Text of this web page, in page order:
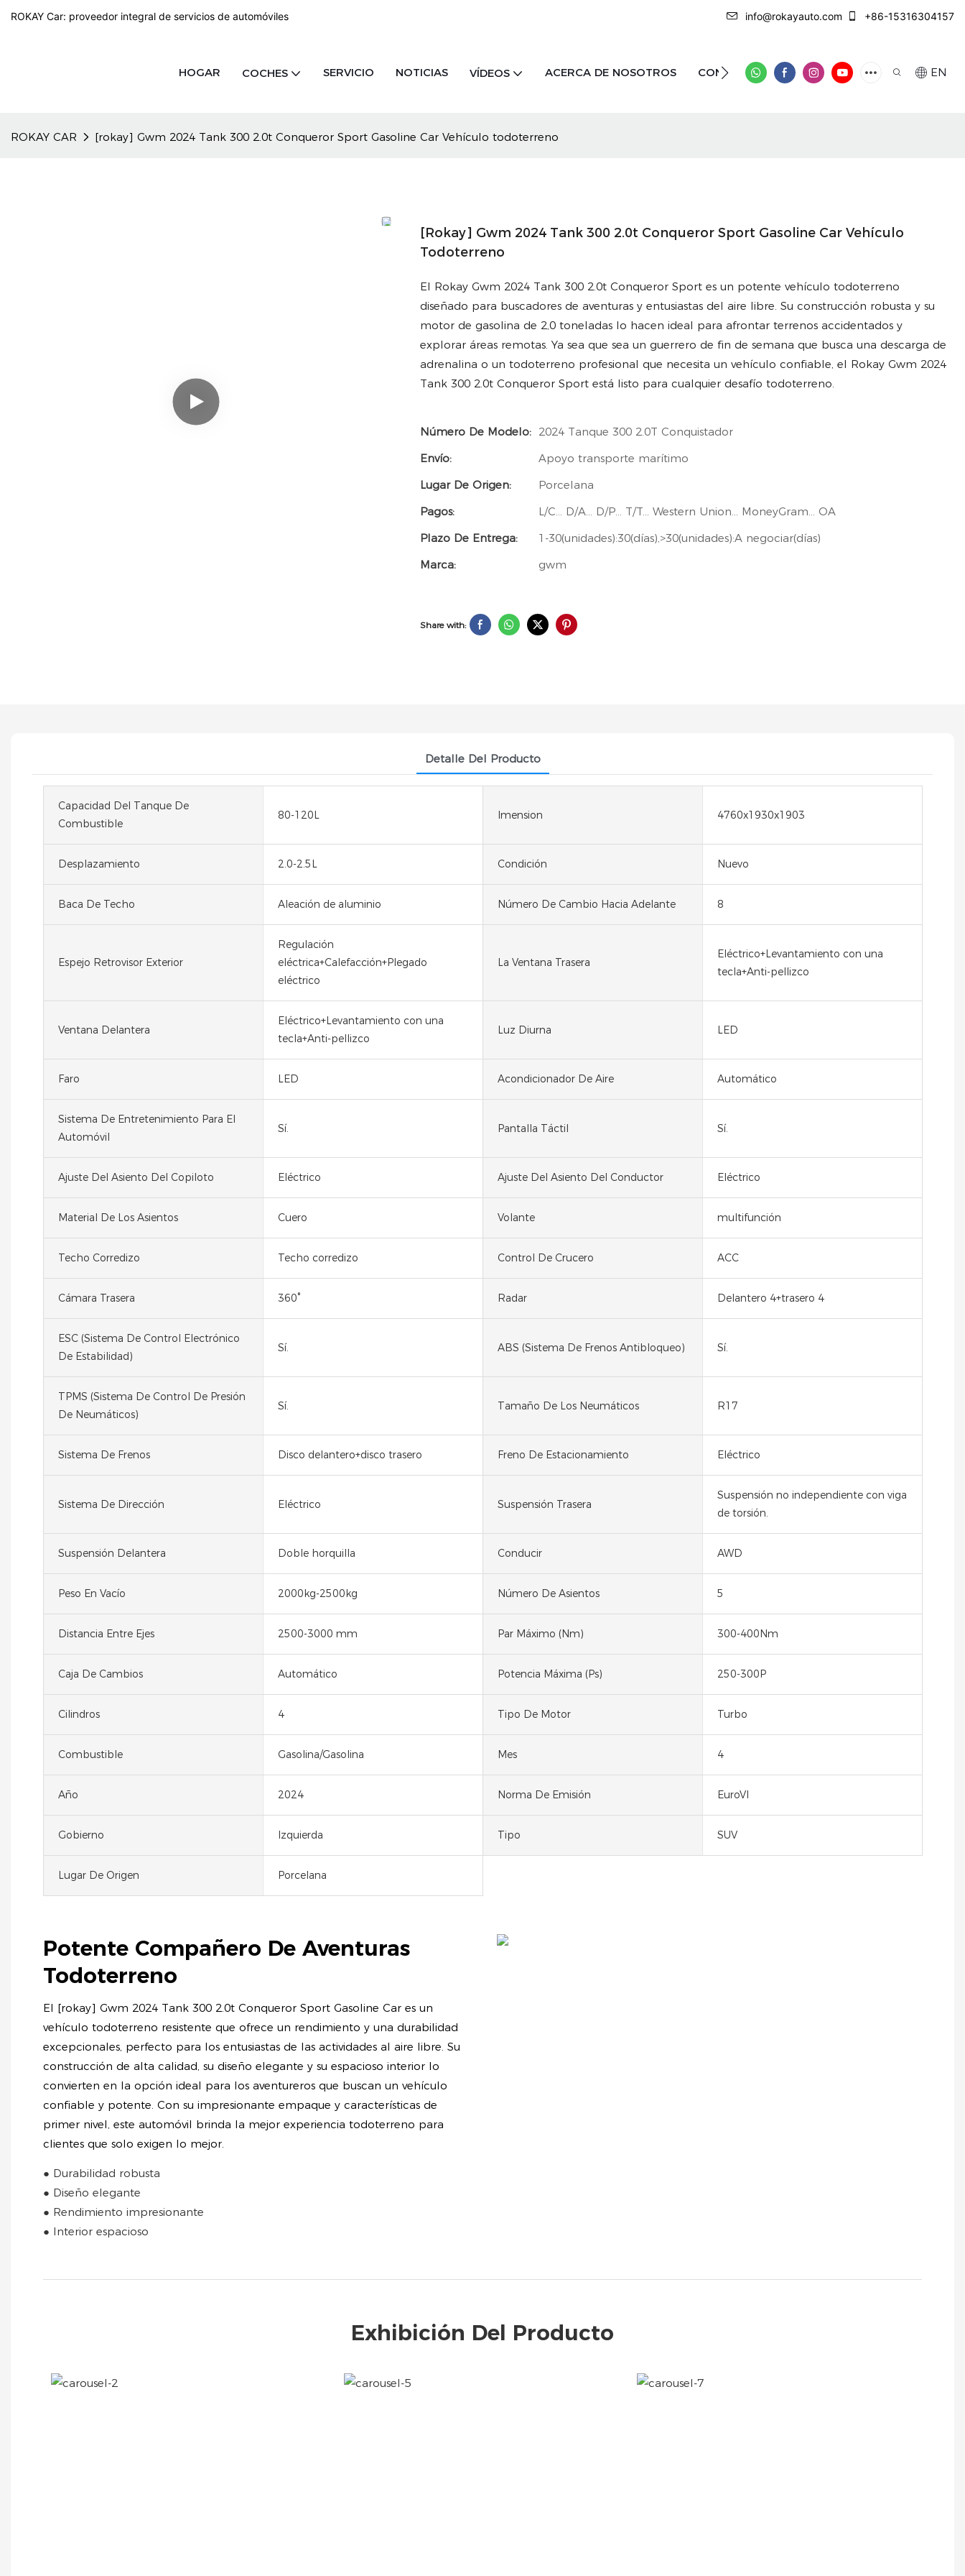
ROKAY Car: proveedor integral de servicios de automóviles info@rokayauto.com +86-15316304157
HOGAR COCHES SERVICIO NOTICIAS VÍDEOS ACERCA DE NOSOTROS CONTÁCTENOS EN
ROKAY CAR [rokay] Gwm 2024 Tank 300 2.0t Conqueror Sport Gasoline Car Vehículo todoterreno
[rokay] Gwm 2024 Tank 300 2.0t Conqueror Sport Gasoline Car Vehículo
Todoterreno
El Rokay Gwm 2024 Tank 300 2.0t Conqueror Sport es un potente vehículo todoterreno
diseñado para buscadores de aventuras y entusiastas del aire libre. Su construcción robusta y su
motor de gasolina de 2,0 toneladas lo hacen ideal para afrontar terrenos accidentados y
explorar áreas remotas. Ya sea que sea un guerrero de fin de semana que busca una descarga de
adrenalina o un todoterreno profesional que necesita un vehículo confiable, el Rokay Gwm 2024
Tank 300 2.0t Conqueror Sport está listo para cualquier desafío todoterreno.
Número De Modelo: 2024 Tanque 300 2.0T Conquistador
Envío:
Apoyo transporte marítimo
Lugar De Origen:
Porcelana
Pagos:
L/C... D/A... D/P... T/T... Western Union... MoneyGram... OA
Plazo De Entrega:
1-30(unidades):30(días),>30(unidades):A negociar(días)
Marca:
gwm
Share with:
Detalle Del Producto
Capacidad Del Tanque De
Combustible
80-120L Imension 4760x1930x1903
Desplazamiento 2.0-2.5L Condición Nuevo
Baca De Techo Aleación de aluminio Número De Cambio Hacia Adelante 8
Espejo Retrovisor Exterior
Regulación
eléctrica+Calefacción+Plegado
eléctrico
La Ventana Trasera
Eléctrico+Levantamiento con una
tecla+Anti-pellizco
Ventana Delantera
Eléctrico+Levantamiento con una
tecla+Anti-pellizco
Luz Diurna LED
Faro LED Acondicionador De Aire Automático
Sistema De Entretenimiento Para El
Automóvil
Sí. Pantalla Táctil Sí.
Ajuste Del Asiento Del Copiloto Eléctrico Ajuste Del Asiento Del Conductor Eléctrico
Material De Los Asientos Cuero Volante multifunción
Techo Corredizo Techo corredizo Control De Crucero ACC
Cámara Trasera 360° Radar Delantero 4+trasero 4
ESC (Sistema De Control Electrónico
De Estabilidad)
Sí. ABS (Sistema De Frenos Antibloqueo) Sí.
TPMS (Sistema De Control De Presión
De Neumáticos)
Sí. Tamaño De Los Neumáticos R17
Sistema De Frenos Disco delantero+disco trasero Freno De Estacionamiento Eléctrico
Sistema De Dirección Eléctrico Suspensión Trasera
Suspensión no independiente con viga
de torsión.
Suspensión Delantera Doble horquilla Conducir AWD
Peso En Vacío 2000kg-2500kg Número De Asientos 5
Distancia Entre Ejes 2500-3000 mm Par Máximo (Nm) 300-400Nm
Caja De Cambios Automático Potencia Máxima (Ps) 250-300P
Cilindros 4 Tipo De Motor Turbo
Combustible Gasolina/Gasolina Mes 4
Año 2024 Norma De Emisión EuroVI
Gobierno Izquierda Tipo SUV
Lugar De Origen Porcelana
Potente Compañero De Aventuras
Todoterreno
El [rokay] Gwm 2024 Tank 300 2.0t Conqueror Sport Gasoline Car es un
vehículo todoterreno resistente que ofrece un rendimiento y una durabilidad
excepcionales, perfecto para los entusiastas de las actividades al aire libre. Su
construcción de alta calidad, su diseño elegante y su espacioso interior lo
convierten en la opción ideal para los aventureros que buscan un vehículo
confiable y potente. Con su impresionante empaque y características de
primer nivel, este automóvil brinda la mejor experiencia todoterreno para
clientes que solo exigen lo mejor.
● Durabilidad robusta
● Diseño elegante
● Rendimiento impresionante
● Interior espacioso
Exhibición Del Producto